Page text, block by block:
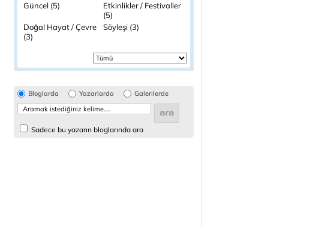
Güncel (5)
Etkinlikler / Festivaller
(5)
Doğal Hayat / Çevre
(3)
Söyleşi (3)
Bloglarda Yazarlarda Galerilerde
Sadece bu yazarın bloglarında ara